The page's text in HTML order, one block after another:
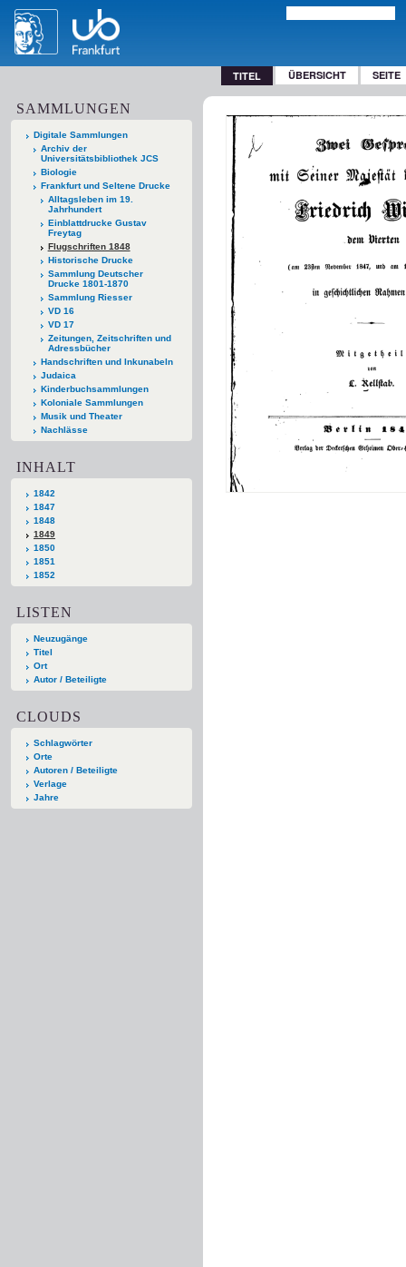
TITEL ÜBERSICHT SEITE
SAMMLUNGEN
Digitale Sammlungen
Archiv der
Universitätsbibliothek JCS
Biologie
Frankfurt und Seltene Drucke
Alltagsleben im 19.
Jahrhundert
Einblattdrucke Gustav
Freytag
Flugschriften 1848
Historische Drucke
Sammlung Deutscher
Drucke 1801-1870
Sammlung Riesser
VD 16
VD 17
Zeitungen, Zeitschriften und
Adressbücher
Handschriften und Inkunabeln
Judaica
Kinderbuchsammlungen
Koloniale Sammlungen
Musik und Theater
Nachlässe
INHALT
1842
1847
1848
1849
1850
1851
1852
LISTEN
Neuzugänge
Titel
Ort
Autor / Beteiligte
CLOUDS
Schlagwörter
Orte
Autoren / Beteiligte
Verlage
Jahre